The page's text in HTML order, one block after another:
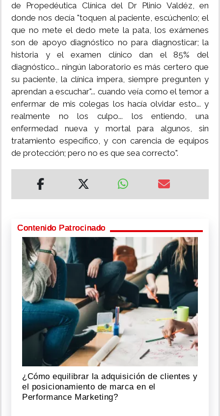
de Propedéutica Clínica del Dr Plinio Valdéz, en
donde nos decía "toquen al paciente, escúchenlo; el
que no mete el dedo mete la pata, los exámenes
son de apoyo diagnóstico no para diagnosticar; la
historia y el examen clínico dan el 85% del
diagnóstico... ningún laboratorio es más certero que
su paciente, la clínica impera, siempre pregunten y
aprendan a escuchar"... cuando veía como el temor a
enfermar de mis colegas los hacía olvidar esto... y
realmente no los culpo... los entiendo, una
enfermedad nueva y mortal para algunos, sin
tratamiento específico, y con carencia de equipos
de protección; pero no es que sea correcto".
Contenido Patrocinado
¿Cómo equilibrar la adquisición de clientes y
el posicionamiento de marca en el
Performance Marketing?